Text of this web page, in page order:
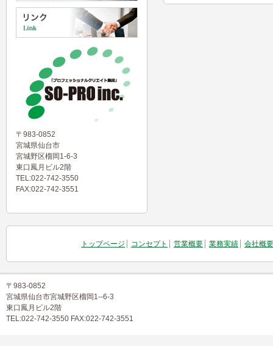
〒983-0852
宮城県仙台市
宮城野区榴岡1-6-3
東口鳳月ビル2階
TEL:022-742-3550
FAX:022-742-3551
トップページ コンセプト 営業概要 業務実績 会社概要
〒983-0852
宮城県仙台市宮城野区榴岡1--6-3
東口鳳月ビル2階
TEL:022-742-3550 FAX:022-742-3551